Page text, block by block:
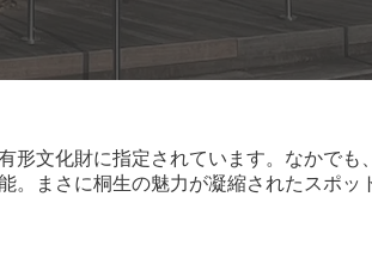
形文化財に指定されています。なかでも
。まさに桐生の魅力が凝縮されたスポッ